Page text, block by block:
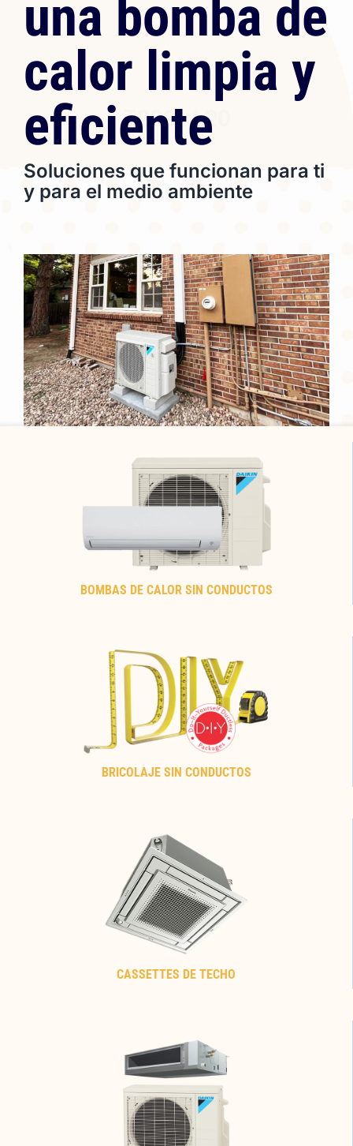
PREGUNTAS FRECUENTES
Sobre nosotros
Blog
Carreras en Oregón
IN-HOME CONSULTATION
una bomba de
calor limpia y
eficiente
Soluciones que funcionan para ti
y para el medio ambiente
BOMBAS DE CALOR SIN CONDUCTOS
BRICOLAJE SIN CONDUCTOS
CASSETTES DE TECHO